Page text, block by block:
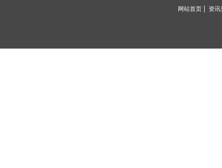
网站首页 资讯